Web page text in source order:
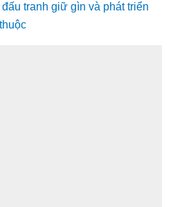
tranh giữ gìn và phát triển